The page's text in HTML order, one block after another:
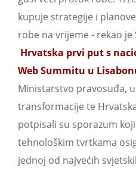
kupuje strategije i
robe na vrijeme - rekao je
Hrvatska prvi put s
Web Summitu u
Ministarstvo pravosuđa,
transformacije te
potpisali su sporazum
tehnološkim tvrtkama
jednoj od najvećih